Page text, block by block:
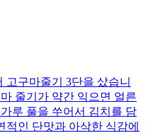
구마줄기 3단을 샀습니
줄기가 약간 익으면 얼른
루 풀을 쑤어서 김치를 담
인 단맛과 아삭한 식감에